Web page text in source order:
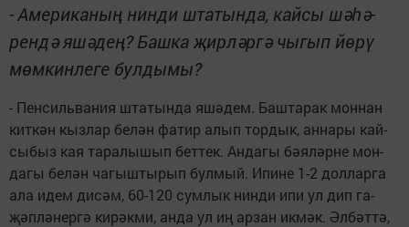
-Аме­ри­ка­ның нин­ди шта­тын­да, кай­сы шә­һә­
рен­дә яшә­дең?Баш­ка җир­ләр­гә чы­гып йө­рү
мөм­кин­ле­ге бул­ды­мы?
- Пен­силь­ва­ния шта­тын­да яшә­дем. Баш­та­рак мон­нан
кит­кән кыз­лар бе­лән фа­тир алып тор­дык, ан­на­ры кай­
сы­быз кая та­ра­лы­шып бет­тек. Ан­да­гы бә­я­ләр­не мон­
да­гы бе­лән ча­гыш­ты­рып бул­мый. Ипи­не 1-2 дол­лар­га
ала идем ди­сәм, 60-120 сум­лык нин­ди ипи ул дип га­
җәп­лә­нер­гә ки­рәк­ми, ан­да ул иң ар­зан ик­мәк. Әл­бәт­тә,